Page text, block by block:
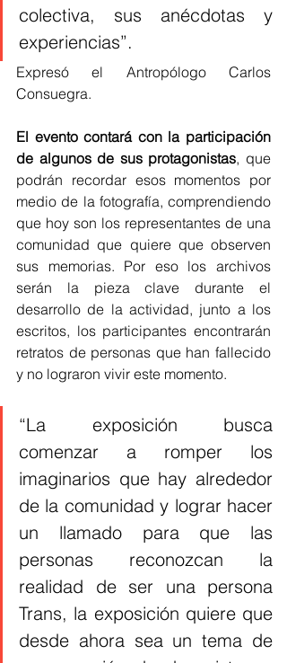
colectiva, sus anécdotas y
experiencias”.
Expresó el Antropólogo Carlos
Consuegra.
El evento contará con la participación
de algunos de sus protagonistas, que
podrán recordar esos momentos por
medio de la fotografía, comprendiendo
que hoy son los representantes de una
comunidad que quiere que observen
sus memorias. Por eso los archivos
serán la pieza clave durante el
desarrollo de la actividad, junto a los
escritos, los participantes encontrarán
retratos de personas que han fallecido
y no lograron vivir este momento.
“La exposición busca
comenzar a romper los
imaginarios que hay alrededor
de la comunidad y lograr hacer
un llamado para que las
personas reconozcan la
realidad de ser una persona
Trans, la exposición quiere que
desde ahora sea un tema de